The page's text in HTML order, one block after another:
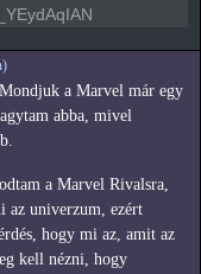
a Marvel már egy
abba, mivel
a Marvel Rivalsra,
az univerzum, ezért
hogy mi az, amit az
kell nézni, hogy